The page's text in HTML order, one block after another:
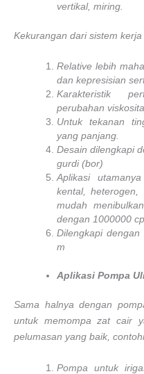
vertikal, miring.
Kekurangan dari sistem
Relative lebih
dan kepresisian
Karakteristik
perubahan
Untuk tekanan
yang panjang.
Desain dilengkapi
gurdi (bor)
Aplikasi
kental, heterogen,
mudah
dengan 1000000
Dilengkapi
m
Aplikasi Pompa
Sama halnya dengan
untuk memompa zat cair
pelumasan yang baik,
Pompa untuk